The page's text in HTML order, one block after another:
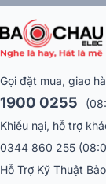
Gọi đặt mua, giao
1900 0255
Khiếu nại, hỗ trợ
0344 860 255
Hỗ Trợ Kỹ Thuật